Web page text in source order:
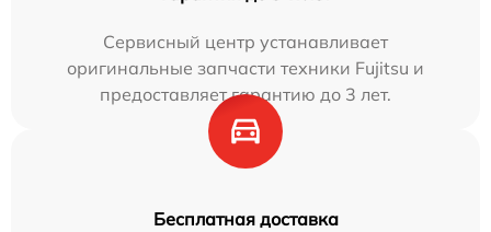
Сервисный центр устанавливает
оригинальные запчасти техники Fujitsu и
предоставляет гарантию до 3 лет.
Бесплатная доставка